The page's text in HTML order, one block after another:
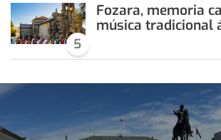
5
Fozara, memoria
música tradicional